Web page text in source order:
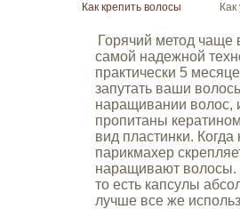
Как крепить волосы
Горячий метод чаще
самой надежной
практически 5
запутать ваши
наращивании волос,
пропитаны
вид пластинки.
парикмахер
наращивают волосы.
то есть капсулы
лучше все же